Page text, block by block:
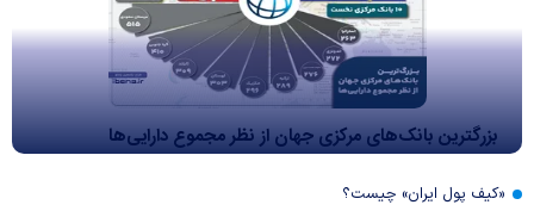
بزرگترین بانک‌های مرکزی جهان از نظر مجموع دارایی‌ها
«کیف پول ایران» چیست؟